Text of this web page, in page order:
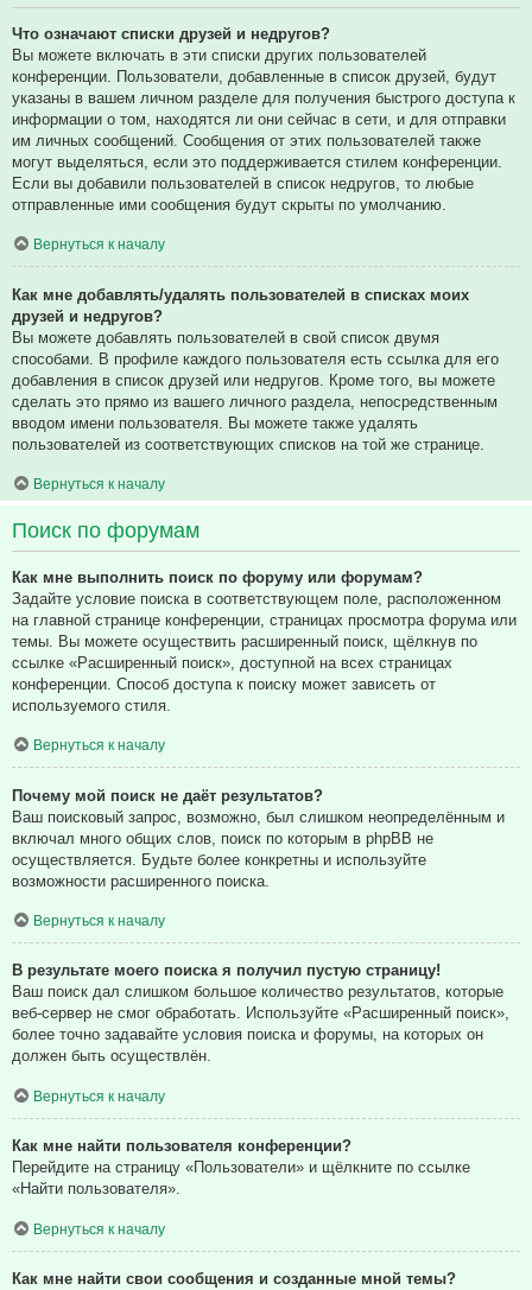
Что означают списки друзей и недругов?
Вы можете включать в эти списки других пользователей
конференции. Пользователи, добавленные в список друзей, будут
указаны в вашем личном разделе для получения быстрого доступа к
информации о том, находятся ли они сейчас в сети, и для отправки
им личных сообщений. Сообщения от этих пользователей также
могут выделяться, если это поддерживается стилем конференции.
Если вы добавили пользователей в список недругов, то любые
отправленные ими сообщения будут скрыты по умолчанию.
Вернуться к началу
Как мне добавлять/удалять пользователей в списках моих
друзей и недругов?
Вы можете добавлять пользователей в свой список двумя
способами. В профиле каждого пользователя есть ссылка для его
добавления в список друзей или недругов. Кроме того, вы можете
сделать это прямо из вашего личного раздела, непосредственным
вводом имени пользователя. Вы можете также удалять
пользователей из соответствующих списков на той же странице.
Вернуться к началу
Поиск по форумам
Как мне выполнить поиск по форуму или форумам?
Задайте условие поиска в соответствующем поле, расположенном
на главной странице конференции, страницах просмотра форума или
темы. Вы можете осуществить расширенный поиск, щёлкнув по
ссылке «Расширенный поиск», доступной на всех страницах
конференции. Способ доступа к поиску может зависеть от
используемого стиля.
Вернуться к началу
Почему мой поиск не даёт результатов?
Ваш поисковый запрос, возможно, был слишком неопределённым и
включал много общих слов, поиск по которым в phpBB не
осуществляется. Будьте более конкретны и используйте
возможности расширенного поиска.
Вернуться к началу
В результате моего поиска я получил пустую страницу!
Ваш поиск дал слишком большое количество результатов, которые
веб-сервер не смог обработать. Используйте «Расширенный поиск»,
более точно задавайте условия поиска и форумы, на которых он
должен быть осуществлён.
Вернуться к началу
Как мне найти пользователя конференции?
Перейдите на страницу «Пользователи» и щёлкните по ссылке
«Найти пользователя».
Вернуться к началу
Как мне найти свои сообщения и созданные мной темы?